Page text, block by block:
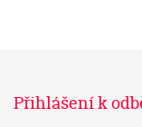
Přihlášení k